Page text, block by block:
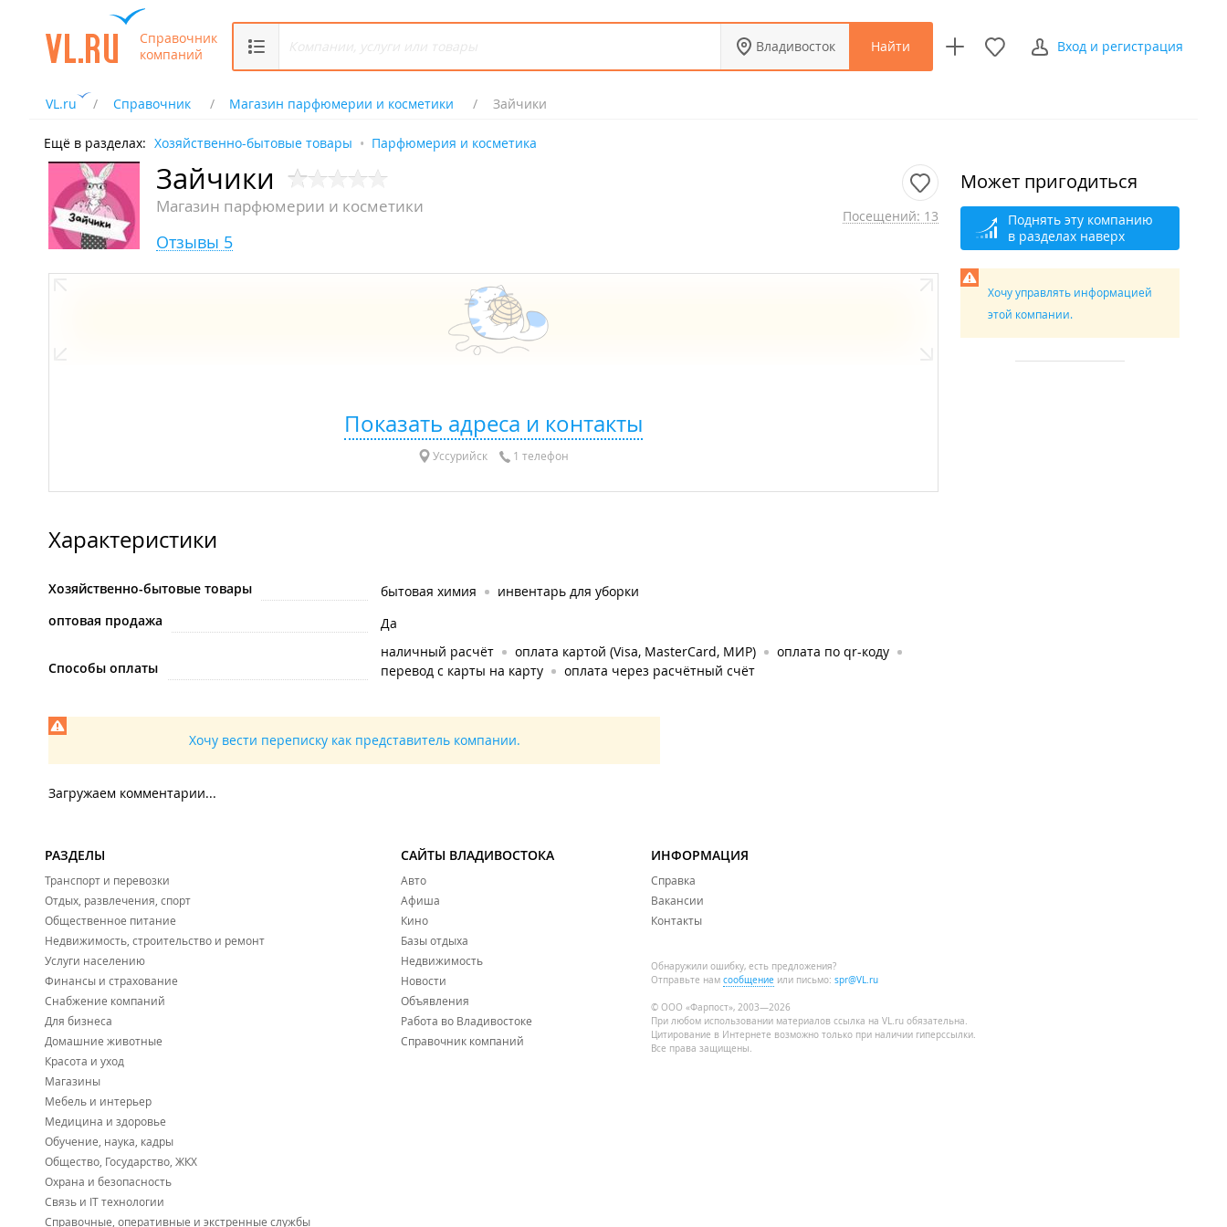
Справочник
компаний
Владивосток Найти Вход и регистрация
VL.ru Справочник Магазин парфюмерии и косметики Зайчики
Ещё в разделах: Хозяйственно-бытовые товары Парфюмерия и косметика
Зайчики
Магазин парфюмерии и косметики Посещений: 13
Отзывы 5
Показать адреса и контакты
Уссурийск 1 телефон
Характеристики
Хозяйственно-бытовые товары бытовая химия
инвентарь для уборки
оптовая продажа
Да
Способы оплаты
наличный расчёт оплата картой (Visa, MasterCard, МИР)
оплата по qr-коду
перевод с карты на карту
оплата через расчётный счёт
Хочу вести переписку как представитель компании.
Загружаем комментарии...
Может пригодиться
Поднять эту компанию
в разделах наверх
Хочу управлять информацией
этой компании.
РАЗДЕЛЫ
Транспорт и перевозки
Отдых, развлечения, спорт
Общественное питание
Недвижимость, строительство и ремонт
Услуги населению
Финансы и страхование
Снабжение компаний
Для бизнеса
Домашние животные
Красота и уход
Магазины
Мебель и интерьер
Медицина и здоровье
Обучение, наука, кадры
Общество, Государство, ЖКХ
Охрана и безопасность
Связь и IT технологии
Справочные, оперативные и экстренные службы
САЙТЫ ВЛАДИВОСТОКА
Авто
Афиша
Кино
Базы отдыха
Недвижимость
Новости
Объявления
Работа во Владивостоке
Справочник компаний
ИНФОРМАЦИЯ
Справка
Вакансии
Контакты
Обнаружили ошибку, есть предложения?
Отправьте нам сообщение или письмо: spr@VL.ru
© ООО «Фарпост», 2003—2026
При любом использовании материалов ссылка на VL.ru обязательна.
Цитирование в Интернете возможно только при наличии гиперссылки.
Все права защищены.